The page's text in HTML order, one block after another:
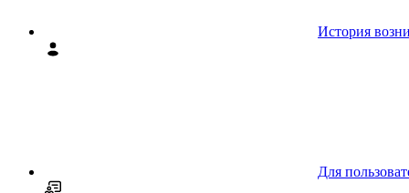
История
Для